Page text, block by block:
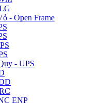
- Open Frame
- UPS
ENP